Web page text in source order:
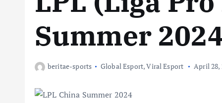
Summer
beritae-sports Global Esport,Viral Esport April 28,